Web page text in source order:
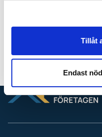
Tillåt
Endast
Logga in
Glömt